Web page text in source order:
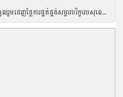
សេចក្តីជូនដំណឹង ស្តីពីការអញ្ជើញចូលរួមដេញថ្លៃការផ្គត់ផ្គង់សម្ភារបរិក្ខារបសុពេទ្យ ប្រចាំឆ្នាំ២០២១ និងសម្ភារបរិក្ខារសម្រាប់សត្តឃាតដ្ឋានគំរូ០៣កន្លែង របស់អគ្គនាយកដ្ឋានសុខភាពសត្វ និងផលិតកម្មសត្វ